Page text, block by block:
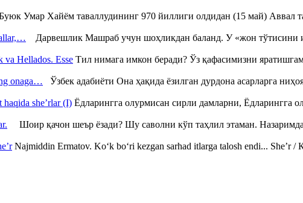
Умар Хайём таваллудининг 970 йиллиги олдидан (15 май) Аввал
Дарвешлик Машраб учун шоҳликдан баланд. У «жон тўтисини
Hellados. Esse Тил нимага имкон беради? Ўз қафасимизни
onaga… Ўзбек адабиёти Она ҳақида ёзилган дурдона асарларга
she’rlar (I) Ёдларингга олурмисан сирли дамларни,
Шоир қачон шеър ёзади? Шу саволни кўп таҳлил этаман.
Najmiddin Ermatov. Ko‘k bo‘ri kezgan sarhad itlarga talosh endi... She’r /